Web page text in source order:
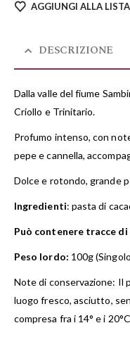
AGGIUNGI ALLA
DESCRIZIONE
Dalla valle del fiume
Criollo e Trinitario.
Profumo intenso, con
pepe e cannella,
Dolce e rotondo, grande
Ingredienti: pasta di
Può contenere tracce
Peso lordo: 100g
Note di conservazione: Il
luogo fresco, asciutto,
compresa fra i 14° e i